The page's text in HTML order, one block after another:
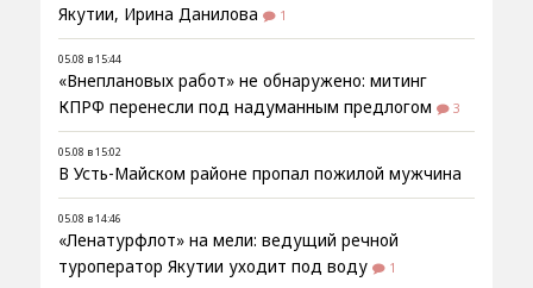
Якутии, Ирина Данилова
1
05.08 в 15:44
«Внеплановых работ» не обнаружено: митинг
КПРФ перенесли под надуманным предлогом
3
05.08 в 15:02
В Усть-Майском районе пропал пожилой мужчина
05.08 в 14:46
«Ленатурфлот» на мели: ведущий речной
туроператор Якутии уходит под воду
1